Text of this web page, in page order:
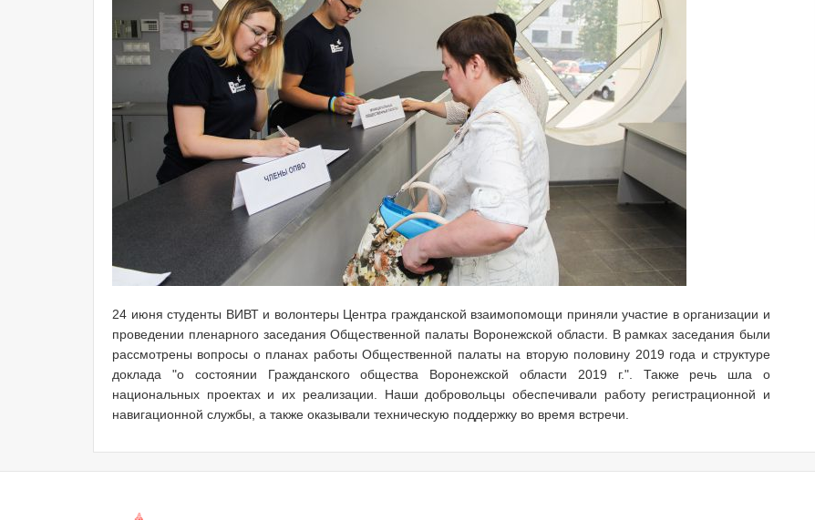
24 июня студенты ВИВТ и волонтеры Центра гражданской взаимопомощи приняли участие в организации и
проведении пленарного заседания Общественной палаты Воронежской области. В рамках заседания были
рассмотрены вопросы о планах работы Общественной палаты на вторую половину 2019 года и структуре
доклада "о состоянии Гражданского общества Воронежской области 2019 г.". Также речь шла о
национальных проектах и их реализации. Наши добровольцы обеспечивали работу регистрационной и
навигационной службы, а также оказывали техническую поддержку во время встречи.